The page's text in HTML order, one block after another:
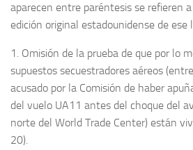
aparecen entre paréntesis se refieren
edición original estadounidense de ese
1. Omisión de la prueba de que por lo
supuestos secuestradores aéreos
acusado por la Comisión de haber
del vuelo UA11 antes del choque del
norte del World Trade Center) están
20).